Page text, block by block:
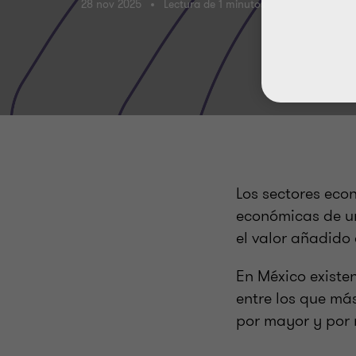
28 nov 2025 Lectura de 1 minutos
Los sectores
económicas de
el valor añadido
En México
entre los que
por mayor y por